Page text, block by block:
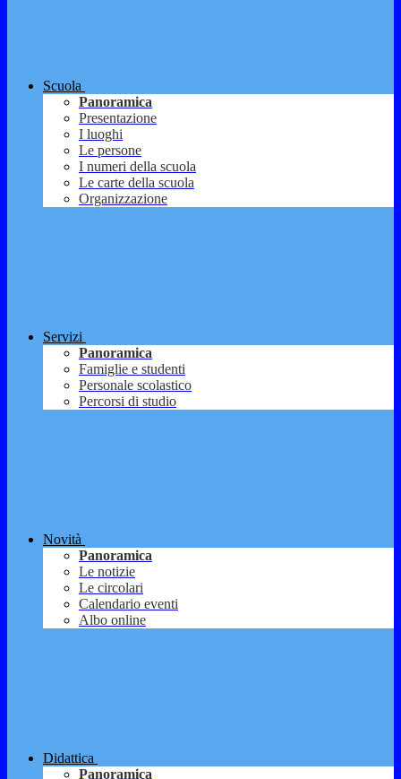
Scuola
Panoramica
Presentazione
I luoghi
Le persone
I numeri della scuola
Le carte della scuola
Organizzazione
Servizi
Panoramica
Famiglie e studenti
Personale scolastico
Percorsi di studio
Novità
Panoramica
Le notizie
Le circolari
Calendario eventi
Albo online
Didattica
Panoramica